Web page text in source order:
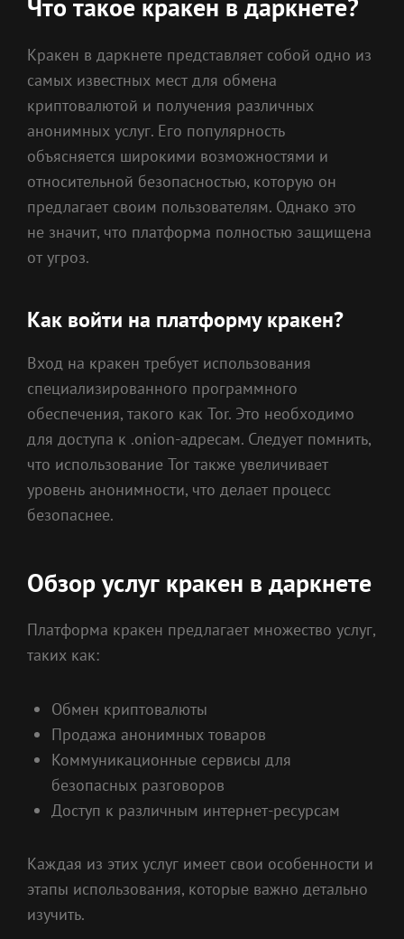
Что такое кракен в даркнете?
Кракен в даркнете представляет собой одно из
самых известных мест для обмена
криптовалютой и получения различных
анонимных услуг. Его популярность
объясняется широкими возможностями и
относительной безопасностью, которую он
предлагает своим пользователям. Однако это
не значит, что платформа полностью защищена
от угроз.
Как войти на платформу кракен?
Вход на кракен требует использования
специализированного программного
обеспечения, такого как Tor. Это необходимо
для доступа к .onion-адресам. Следует помнить,
что использование Tor также увеличивает
уровень анонимности, что делает процесс
безопаснее.
Обзор услуг кракен в даркнете
Платформа кракен предлагает множество услуг,
таких как:
Обмен криптовалюты
Продажа анонимных товаров
Коммуникационные сервисы для
безопасных разговоров
Доступ к различным интернет-ресурсам
Каждая из этих услуг имеет свои особенности и
этапы использования, которые важно детально
изучить.